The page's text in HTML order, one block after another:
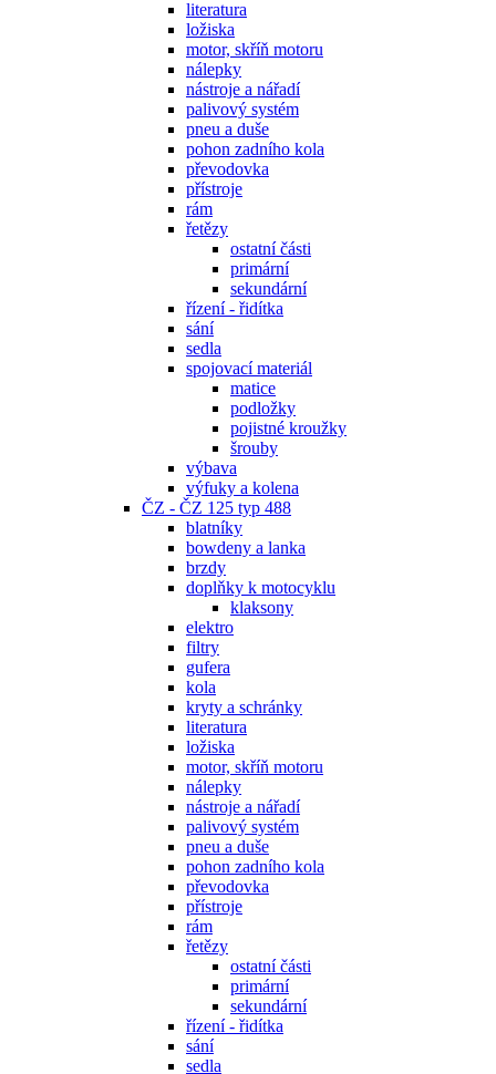
literatura
ložiska
motor, skříň motoru
nálepky
nástroje a nářadí
palivový systém
pneu a duše
pohon zadního kola
převodovka
přístroje
rám
řetězy
ostatní části
primární
sekundární
řízení - řidítka
sání
sedla
spojovací materiál
matice
podložky
pojistné kroužky
šrouby
výbava
výfuky a kolena
ČZ - ČZ 125 typ 488
blatníky
bowdeny a lanka
brzdy
doplňky k motocyklu
klaksony
elektro
filtry
gufera
kola
kryty a schránky
literatura
ložiska
motor, skříň motoru
nálepky
nástroje a nářadí
palivový systém
pneu a duše
pohon zadního kola
převodovka
přístroje
rám
řetězy
ostatní části
primární
sekundární
řízení - řidítka
sání
sedla